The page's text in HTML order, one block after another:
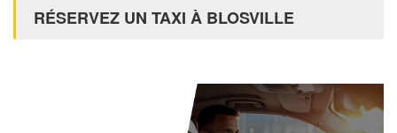
RÉSERVEZ UN TAXI À BLOSVILLE